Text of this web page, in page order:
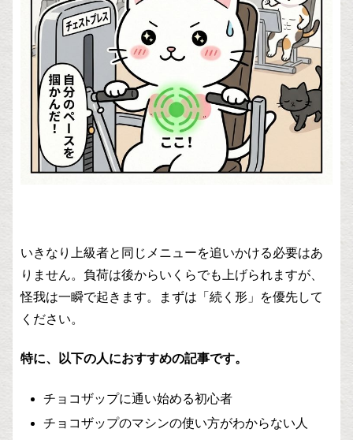
いきなり上級者と同じメニューを追いかける必要はあ
りません。負荷は後からいくらでも上げられますが、
怪我は一瞬で起きます。まずは「続く形」を優先して
ください。
特に、以下の人におすすめの記事です。
チョコザップに通い始める初心者
チョコザップのマシンの使い方がわからない人